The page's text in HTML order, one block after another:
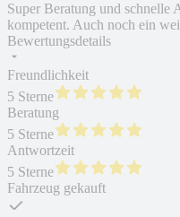
Super Beratung und
kompetent. Auch noch ein
Bewertungsdetails
Freundlichkeit
5 Sterne
Beratung
5 Sterne
Antwortzeit
5 Sterne
Fahrzeug gekauft